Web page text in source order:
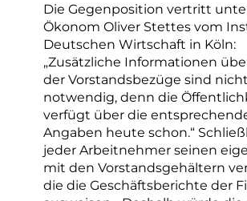
Die Gegenposition vertritt
Ökonom Oliver Stettes vom
Deutschen Wirtschaft in Köln:
„Zusätzliche Informationen
der Vorstandsbezüge sind nicht
notwendig, denn die
verfügt über die
Angaben heute schon.“
jeder Arbeitnehmer seinen
mit den Vorstandsgehältern
die die Geschäftsberichte der